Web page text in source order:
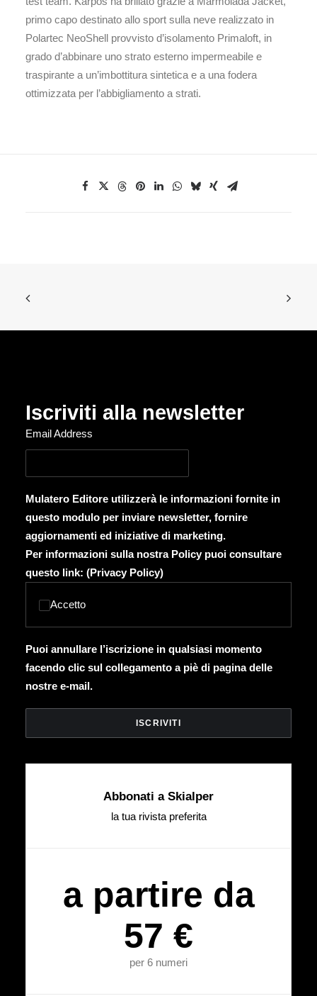
primo capo destinato allo sport sulla neve realizzato in
Polartec NeoShell provvisto d’isolamento Primaloft, in
grado d’abbinare uno strato esterno impermeabile e
traspirante a un’imbottitura sintetica e a una fodera
ottimizzata per l’abbigliamento a strati.
Iscriviti alla newsletter
Email Address
Mulatero Editore utilizzerà le informazioni fornite in
questo modulo per inviare newsletter, fornire
aggiornamenti ed iniziative di marketing.
Per informazioni sulla nostra Policy puoi consultare
questo link: (Privacy Policy)
Accetto
Puoi annullare l’iscrizione in qualsiasi momento
facendo clic sul collegamento a piè di pagina delle
nostre e-mail.
Abbonati a Skialper
la tua rivista preferita
a partire da
57 €
per 6 numeri